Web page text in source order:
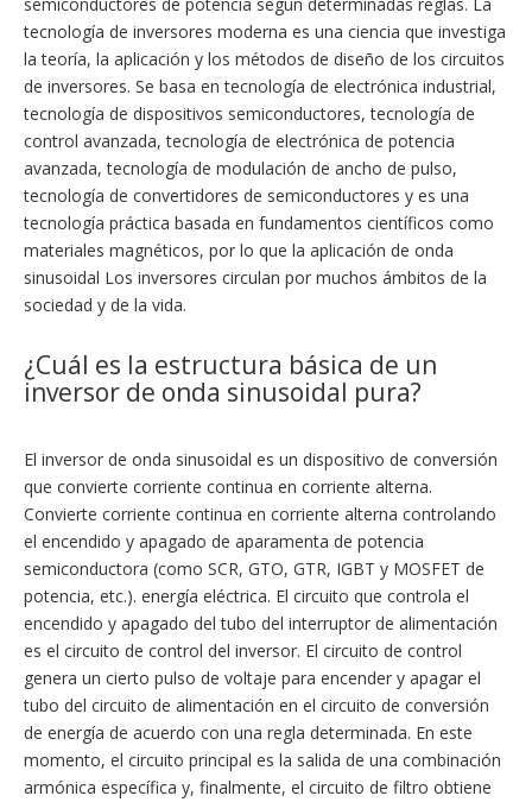
semiconductores de potencia según determinadas reglas. La
tecnología de inversores moderna es una ciencia que investiga
la teoría, la aplicación y los métodos de diseño de los circuitos
de inversores. Se basa en tecnología de electrónica industrial,
tecnología de dispositivos semiconductores, tecnología de
control avanzada, tecnología de electrónica de potencia
avanzada, tecnología de modulación de ancho de pulso,
tecnología de convertidores de semiconductores y es una
tecnología práctica basada en fundamentos científicos como
materiales magnéticos, por lo que la aplicación de onda
sinusoidal Los inversores circulan por muchos ámbitos de la
sociedad y de la vida.
¿Cuál es la estructura básica de un
inversor de onda sinusoidal pura?
El inversor de onda sinusoidal es un dispositivo de conversión
que convierte corriente continua en corriente alterna.
Convierte corriente continua en corriente alterna controlando
el encendido y apagado de aparamenta de potencia
semiconductora (como SCR, GTO, GTR, IGBT y MOSFET de
potencia, etc.). energía eléctrica. El circuito que controla el
encendido y apagado del tubo del interruptor de alimentación
es el circuito de control del inversor. El circuito de control
genera un cierto pulso de voltaje para encender y apagar el
tubo del circuito de alimentación en el circuito de conversión
de energía de acuerdo con una regla determinada. En este
momento, el circuito principal es la salida de una combinación
armónica específica y, finalmente, el circuito de filtro obtiene